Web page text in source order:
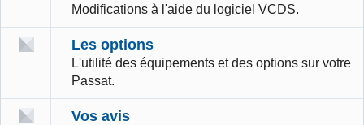
Modifications à l'aide du logiciel VCDS.
Les options
L'utilité des équipements et des options sur votre
Passat.
Vos avis